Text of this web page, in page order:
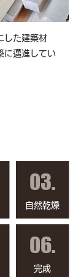
した建築材
に邁進してい
03.
自然乾燥
06.
完成